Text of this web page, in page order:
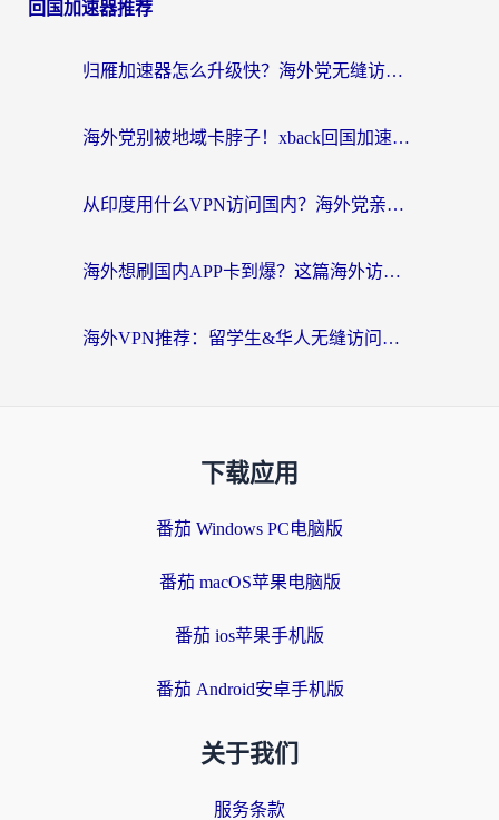
回国加速器推荐
归雁加速器怎么升级快？海外党无缝访问国内资源的全攻略（附免费VPN推荐Dcard热门款）
海外党别被地域卡脖子！xback回国加速器选择全攻略，轻松刷剧玩国服
从印度用什么VPN访问国内？海外党亲测的无缝回国上网指南
海外想刷国内APP卡到爆？这篇海外访问国内服务器加速指南帮你解决所有问题
海外VPN推荐：留学生&华人无缝访问国内资源的避坑指南
下载应用
番茄 Windows PC电脑版
番茄 macOS苹果电脑版
番茄 ios苹果手机版
番茄 Android安卓手机版
关于我们
服务条款